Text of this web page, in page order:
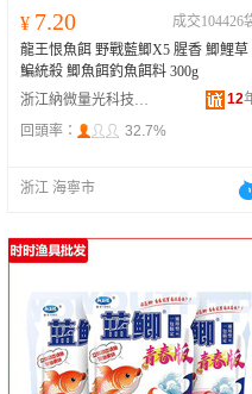
¥ 7.20
成交104426
龍王恨魚餌 野戰藍鯽X5 腥香 鯽鯉草
鯿統殺 鯽魚餌釣魚餌料 300g
浙江納微量光科技有限公司
12
回頭率：
32.7%
浙江 海寧市